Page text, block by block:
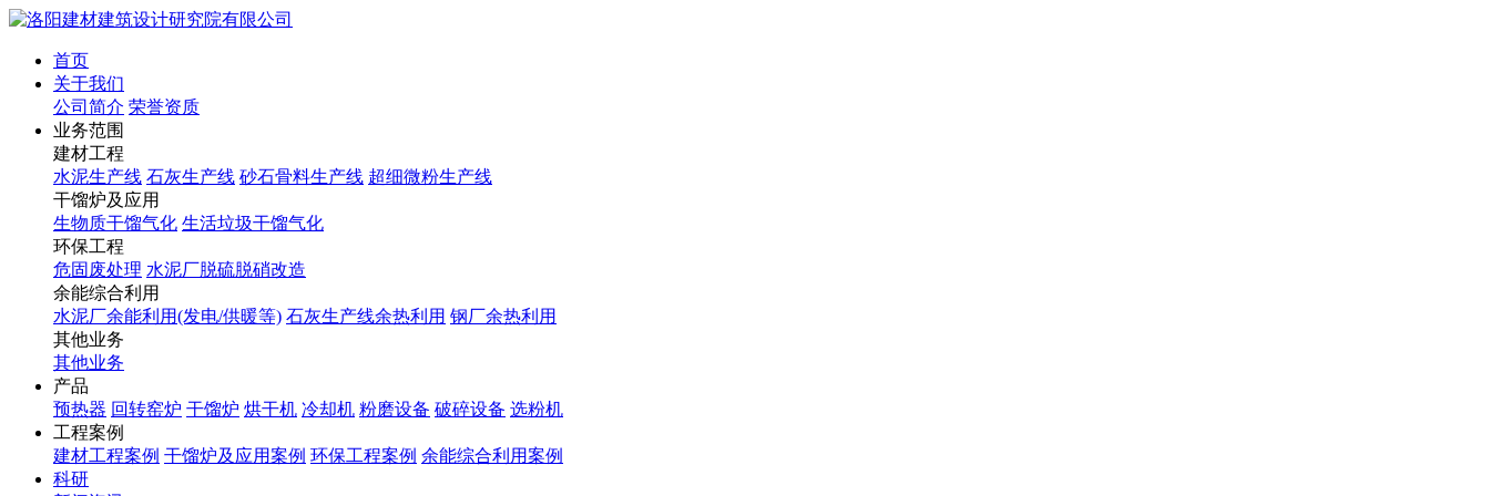
首页
关于我们
公司简介 荣誉资质
业务范围
建材工程
水泥生产线 石灰生产线 砂石骨料生产线 超细微粉生产线
干馏炉及应用
生物质干馏气化 生活垃圾干馏气化
环保工程
危固废处理 水泥厂脱硫脱硝改造
余能综合利用
水泥厂余能利用(发电/供暖等) 石灰生产线余热利用 钢厂余热利用
其他业务
其他业务
产品
预热器 回转窑炉 干馏炉 烘干机 冷却机 粉磨设备 破碎设备 选粉机
工程案例
建材工程案例 干馏炉及应用案例 环保工程案例 余能综合利用案例
科研